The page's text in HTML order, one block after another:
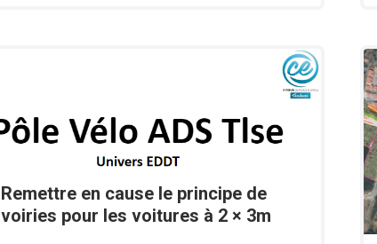
Remettre en cause le principe de
voiries pour les voitures à 2 × 3m